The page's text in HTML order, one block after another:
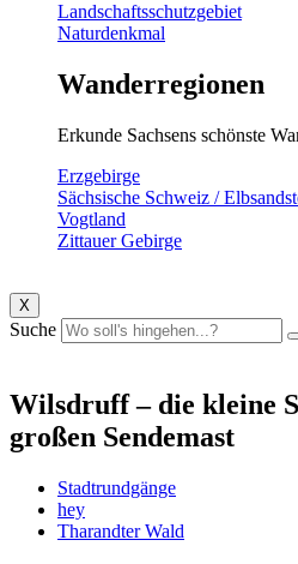
Landschaftsschutzgebiet
Naturdenkmal
Wanderregionen
Erkunde Sachsens schönste
Erzgebirge
Sächsische Schweiz /
Vogtland
Zittauer Gebirge
X
Suche
Wilsdruff – die kleine
großen Sendemast
Stadtrundgänge
hey
Tharandter Wald